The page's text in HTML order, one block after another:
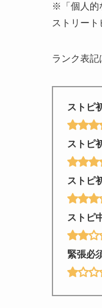
※「個人的
ストリート
ランク表記
ストピ
ストピ
ストピ
ストピ
緊張必